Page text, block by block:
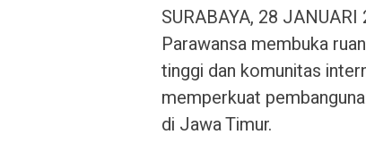
SURABAYA, 28
Parawansa membuka
tinggi dan komunitas
memperkuat
di Jawa Timur.